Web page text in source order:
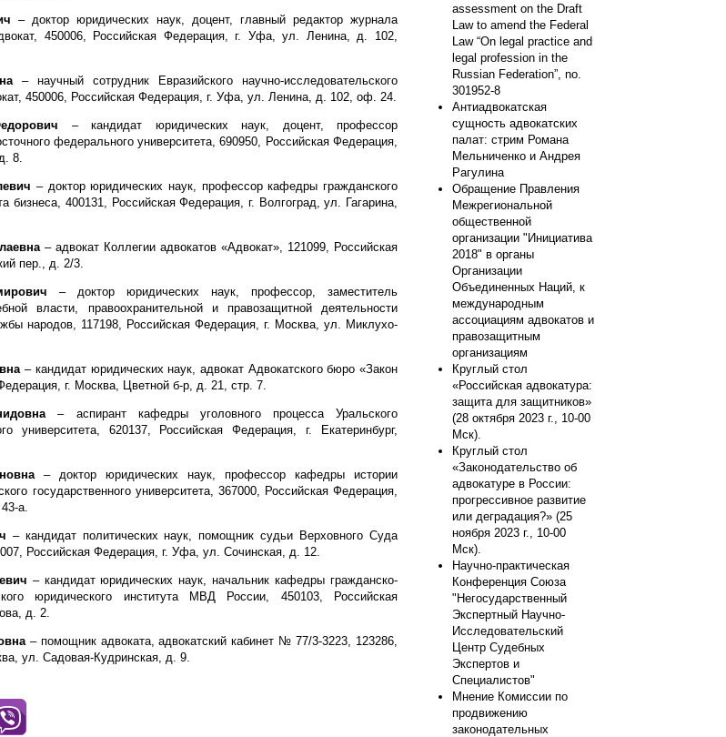
– доктор юридических наук, доцент, главный редактор журнала
450006, Российская Федерация, г. Уфа, ул. Ленина, д. 102,
– научный сотрудник Евразийского научно-исследовательского
450006, Российская Федерация, г. Уфа, ул. Ленина, д. 102, оф. 24.
– кандидат юридических наук, доцент, профессор
федерального университета, 690950, Российская Федерация,
8.
– доктор юридических наук, профессор кафедры гражданского
бизнеса, 400131, Российская Федерация, г. Волгоград, ул. Гагарина,
– адвокат Коллегии адвокатов «Адвокат», 121099, Российская
пер., д. 2/3.
– доктор юридических наук, профессор, заместитель
власти, правоохранительной и правозащитной деятельности
народов, 117198, Российская Федерация, г. Москва, ул. Миклухо-
– кандидат юридических наук, адвокат Адвокатского бюро «Закон
г. Москва, Цветной б-р, д. 21, стр. 7.
– аспирант кафедры уголовного процесса Уральского
университета, 620137, Российская Федерация, г. Екатеринбург,
– доктор юридических наук, профессор кафедры истории
государственного университета, 367000, Российская Федерация,
а.
– кандидат политических наук, помощник судьи Верховного Суда
Российская Федерация, г. Уфа, ул. Сочинская, д. 12.
– кандидат юридических наук, начальник кафедры гражданско-
юридического института МВД России, 450103, Российская
д. 2.
– помощник адвоката, адвокатский кабинет № 77/3-3223, 123286,
ул. Садовая-Кудринская, д. 9.
assessment on the Draft
Law to amend the Federal
Law “On legal practice and
legal profession in the
Russian Federation”, no.
301952-8
Антиадвокатская
сущность адвокатских
палат: стрим Романа
Мельниченко и Андрея
Рагулина
Обращение Правления
Межрегиональной
общественной
организации "Инициатива
2018" в органы
Организации
Объединенных Наций, к
международным
ассоциациям адвокатов и
правозащитным
организациям
Круглый стол
«Российская адвокатура:
защита для защитников»
(28 октября 2023 г., 10-00
Мск).
Круглый стол
«Законодательство об
адвокатуре в России:
прогрессивное развитие
или деградация?» (25
ноября 2023 г., 10-00
Мск).
Научно-практическая
Конференция Союза
"Негосударственный
Экспертный Научно-
Исследовательский
Центр Судебных
Экспертов и
Специалистов"
Мнение Комиссии по
продвижению
законодательных